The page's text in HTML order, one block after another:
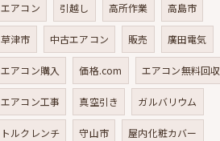
エアコン 引越し 高所作業 高島市
草津市 中古エアコン 販売 廣田電気
エアコン購入 価格.com エアコン無料回収
エアコン工事 真空引き ガルバリウム
トルクレンチ 守山市 屋内化粧カバー